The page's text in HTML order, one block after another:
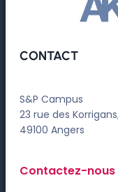
CONTACT
S&P Campus
23 rue des
49100 Angers
Contactez-nous